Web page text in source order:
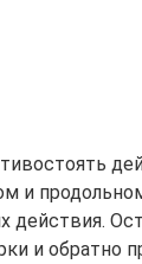
и
действия.
и обратно